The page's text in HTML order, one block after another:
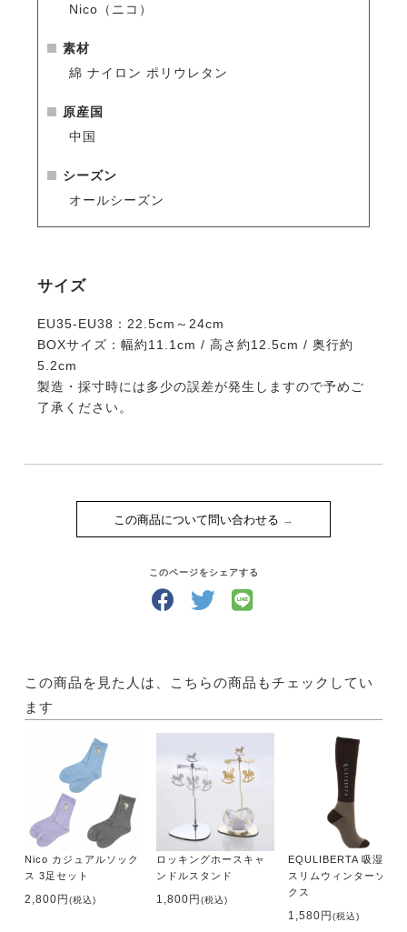
単品販売は
お得な3足セットは
Nico（ニコ）
素材
綿 ナイロン ポリウレタン
原産国
中国
シーズン
オールシーズン
サイズ
EU35-EU38：22.5cm～24cm
BOXサイズ：幅約11.1cm / 高さ約12.5cm / 奥行約
5.2cm
製造・採寸時には多少の誤差が発生しますので予めご
了承ください。
この商品について問い合わせる
このページをシェアする
この商品を見た人は、こちらの商品もチェックしてい
ます
Nico カジュアルソック
ス 3足セット
2,800円(税込)
ロッキングホースキャ
ンドルスタンド
1,800円(税込)
EQULIBERTA 吸湿発熱
スリムウィンターソッ
クス
1,580円(税込)